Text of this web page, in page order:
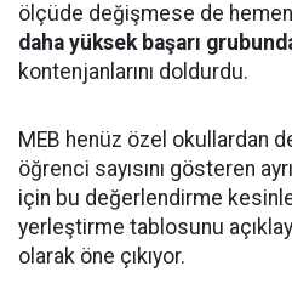
ölçüde değişmese de
daha yüksek başarı
kontenjanlarını doldurdu.
MEB henüz özel okullardan
öğrenci sayısını gösteren
için bu değerlendirme
yerleştirme tablosunu
olarak öne çıkıyor.